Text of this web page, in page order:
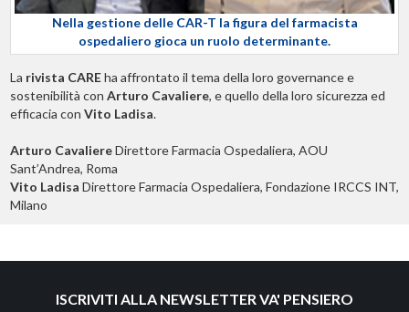
Nella gestione delle CAR-T la figura del farmacista
ospedaliero gioca un ruolo determinante.
La rivista CAREha affrontato il tema della loro governance e
sostenibilità con Arturo Cavaliere, e quello della loro sicurezza ed
efficacia con Vito Ladisa.
Arturo CavaliereDirettore Farmacia Ospedaliera, AOU
Sant’Andrea, Roma
Vito Ladisa Direttore Farmacia Ospedaliera, Fondazione IRCCS INT,
Milano
ISCRIVITI ALLA NEWSLETTER VA' PENSIERO